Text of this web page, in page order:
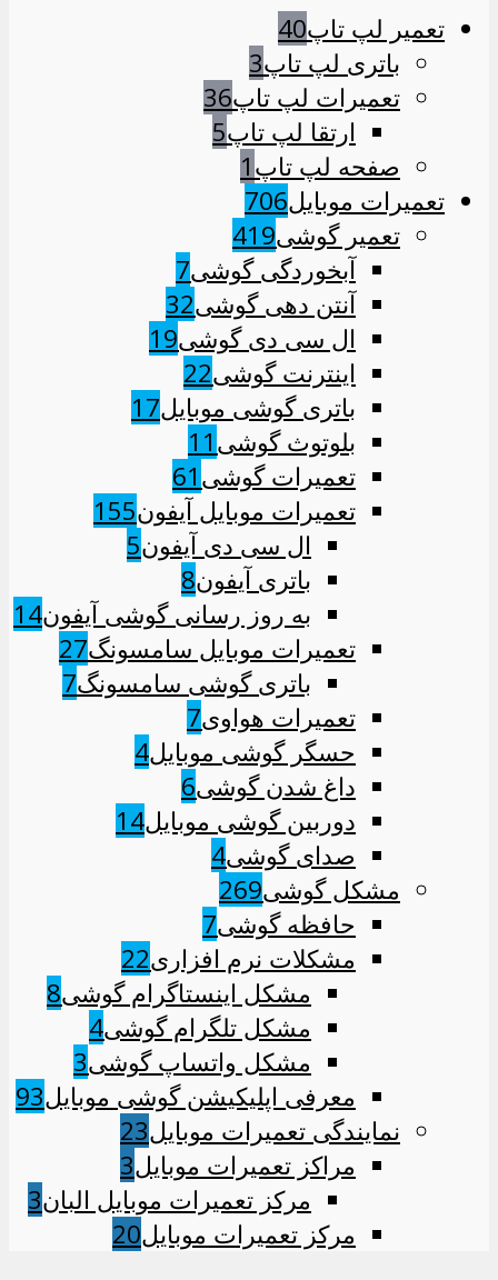
تعمیر لپ تاپ40
باتری لپ تاپ3
تعمیرات لپ تاپ36
ارتقا لپ تاپ5
صفحه لپ تاپ1
تعمیرات موبایل706
تعمیر گوشی419
آبخوردگی گوشی7
آنتن دهی گوشی32
ال سی دی گوشی19
اینترنت گوشی22
باتری گوشی موبایل17
بلوتوث گوشی11
تعمیرات گوشی61
تعمیرات موبایل آیفون155
ال سی دی آیفون5
باتری آیفون8
به روز رسانی گوشی آیفون14
تعمیرات موبایل سامسونگ27
باتری گوشی سامسونگ7
تعمیرات هواوی7
حسگر گوشی موبایل4
داغ شدن گوشی6
دوربین گوشی موبایل14
صدای گوشی4
مشکل گوشی269
حافظه گوشی7
مشکلات نرم افزاری22
مشکل اینستاگرام گوشی8
مشکل تلگرام گوشی4
مشکل واتساپ گوشی3
معرفی اپلیکیشن گوشی موبایل93
نمایندگی تعمیرات موبایل23
مراکز تعمیرات موبایل3
مرکز تعمیرات موبایل البان3
مرکز تعمیرات موبایل20